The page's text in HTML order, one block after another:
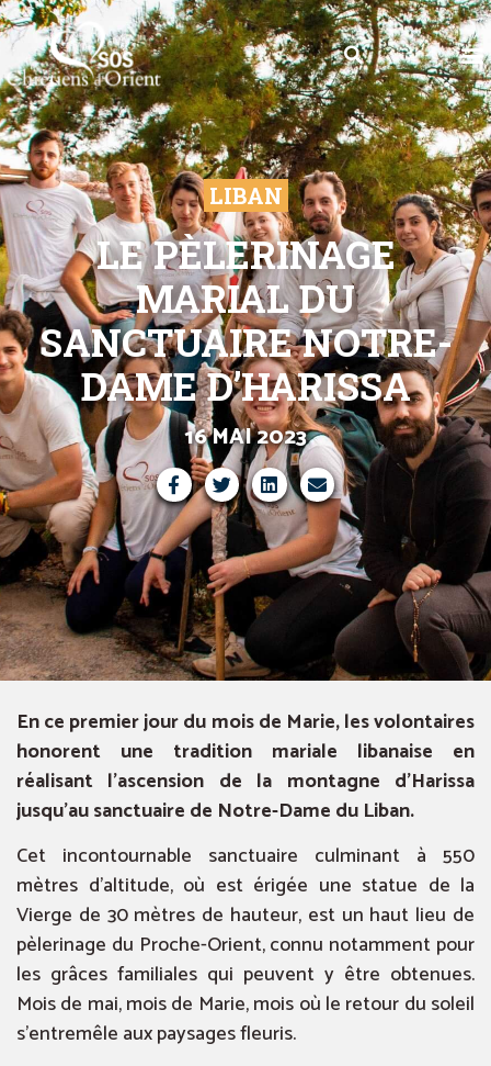
LIBAN
LE PÈLERINAGE
MARIAL DU
SANCTUAIRE NOTRE-
DAME D’HARISSA
16 MAI 2023
En ce premier jour du mois de Marie, les volontaires
honorent une tradition mariale libanaise en
réalisant l’ascension de la montagne d’Harissa
jusqu’au sanctuaire de Notre-Dame du Liban.
Cet incontournable sanctuaire culminant à 550
mètres d’altitude, où est érigée une statue de la
Vierge de 30 mètres de hauteur, est un haut lieu de
pèlerinage du Proche-Orient, connu notamment pour
les grâces familiales qui peuvent y être obtenues.
Mois de mai, mois de Marie, mois où le retour du soleil
s’entremêle aux paysages fleuris.